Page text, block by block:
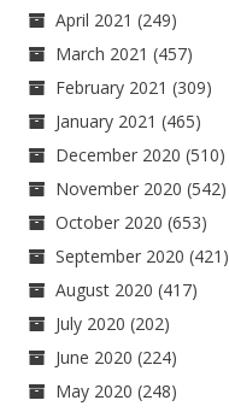
April 2021 (249)
March 2021 (457)
February 2021 (309)
January 2021 (465)
December 2020 (510)
November 2020 (542)
October 2020 (653)
September 2020 (421)
August 2020 (417)
July 2020 (202)
June 2020 (224)
May 2020 (248)